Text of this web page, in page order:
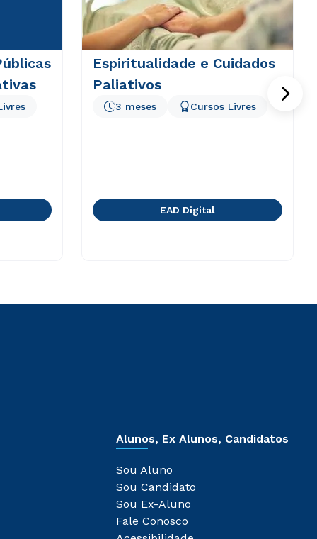
Espiritualidade e Cuidados
Paliativos
3 meses Cursos Livres
EAD Digital
Alunos, Ex Alunos, Candidatos
Sou Aluno
Sou Candidato
Sou Ex-Aluno
Fale Conosco